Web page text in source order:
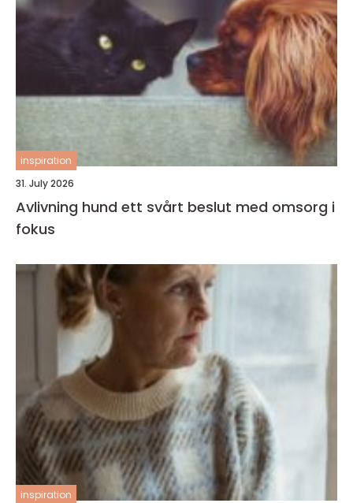
inspiration
31. July 2026
Avlivning hund ett svårt beslut med omsorg i
fokus
inspiration